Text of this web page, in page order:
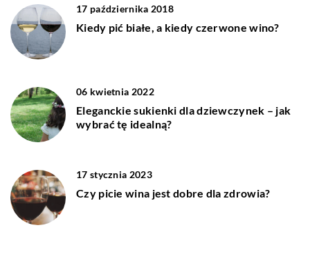
17 października 2018
Kiedy pić białe, a kiedy czerwone wino?
06 kwietnia 2022
Eleganckie sukienki dla dziewczynek – jak
wybrać tę idealną?
17 stycznia 2023
Czy picie wina jest dobre dla zdrowia?